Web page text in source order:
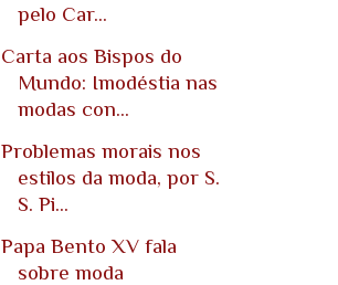
pelo Car...
Carta aos Bispos do
Mundo: Imodéstia nas
modas con...
Problemas morais nos
estilos da moda, por S.
S. Pi...
Papa Bento XV fala
sobre moda